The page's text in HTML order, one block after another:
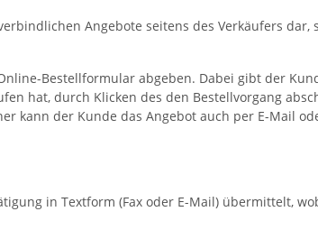
Angebote seitens des Verkäufers dar,
Bestellformular abgeben. Dabei gibt der
hat, durch Klicken des den Bestellvorgang
kann der Kunde das Angebot auch per E-Mail
in Textform (Fax oder E-Mail) übermittelt,